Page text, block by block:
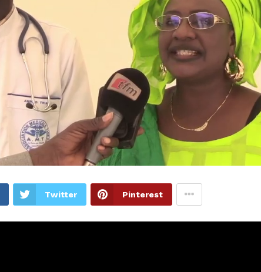
Twitter Pinterest